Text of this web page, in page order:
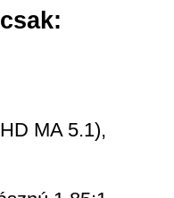
MA 5.1),